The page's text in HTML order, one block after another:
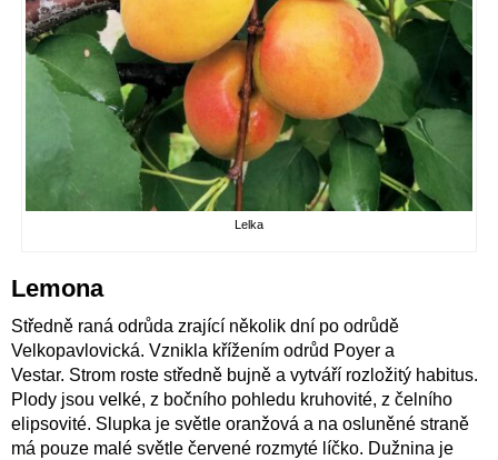
Lelka
Lemona
Středně raná odrůda zrající několik dní po odrůdě
Velkopavlovická. Vznikla křížením odrůd Poyer a
Vestar. Strom roste středně bujně a vytváří rozložitý habitus.
Plody jsou velké, z bočního pohledu kruhovité, z čelního
elipsovité. Slupka je světle oranžová a na osluněné straně
má pouze malé světle červené rozmyté líčko. Dužnina je